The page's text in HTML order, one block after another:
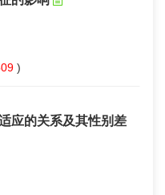
)
应的关系及其性别差